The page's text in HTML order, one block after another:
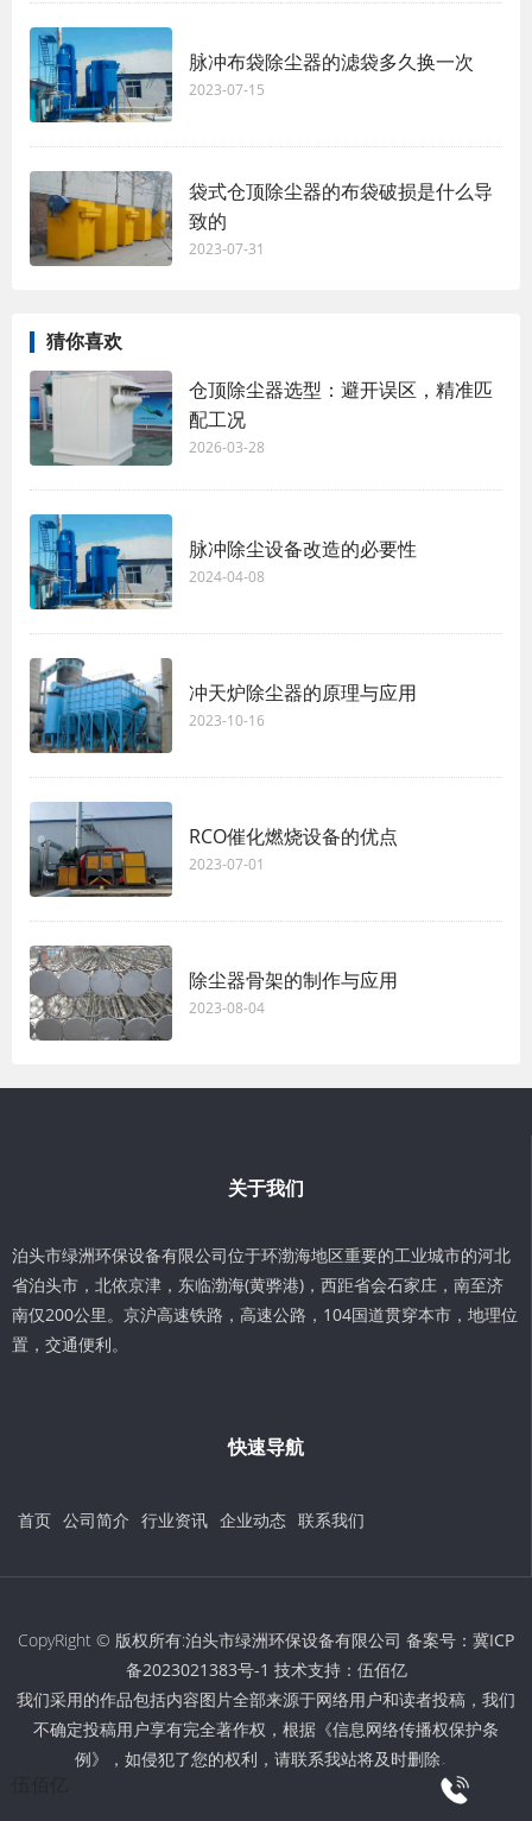
脉冲布袋除尘器的滤袋多久换一次
2023-07-15
袋式仓顶除尘器的布袋破损是什么导
致的
2023-07-31
猜你喜欢
仓顶除尘器选型：避开误区，精准匹
配工况
2026-03-28
脉冲除尘设备改造的必要性
2024-04-08
冲天炉除尘器的原理与应用
2023-10-16
RCO催化燃烧设备的优点
2023-07-01
除尘器骨架的制作与应用
2023-08-04
关于我们
泊头市绿洲环保设备有限公司位于环渤海地区重要的工业城市的河北
省泊头市，北依京津，东临渤海(黄骅港)，西距省会石家庄，南至济
南仅200公里。京沪高速铁路，高速公路，104国道贯穿本市，地理位
置，交通便利。
快速导航
首页 公司简介 行业资讯 企业动态 联系我们
CopyRight © 版权所有:泊头市绿洲环保设备有限公司 备案号： 冀ICP
备2023021383号-1 技术支持： 伍佰亿
我们采用的作品包括内容图片全部来源于网络用户和读者投稿，我们
不确定投稿用户享有完全著作权，根据《信息网络传播权保护条
例》，如侵犯了您的权利，请联系我站将及时删除。